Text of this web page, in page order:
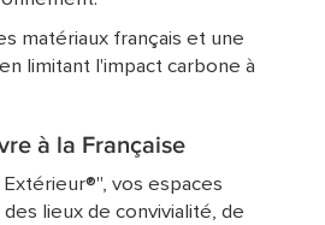
matériaux français et une
limitant l'impact carbone à
à la Française
vos espaces
lieux de convivialité, de